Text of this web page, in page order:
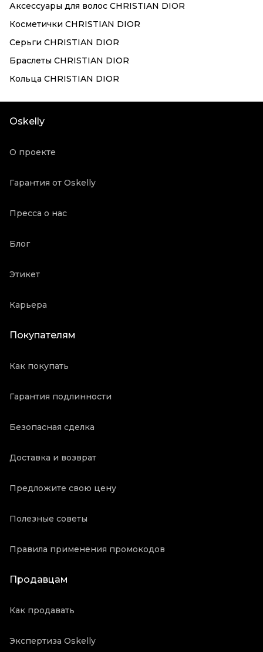
Аксессуары для волос CHRISTIAN DIOR
Косметички CHRISTIAN DIOR
Серьги CHRISTIAN DIOR
Браслеты CHRISTIAN DIOR
Кольца CHRISTIAN DIOR
Oskelly
О проекте
Гарантия от Oskelly
Пресса о нас
Блог
Этикет
Карьера
Покупателям
Как покупать
Гарантия подлинности
Безопасная сделка
Доставка и возврат
Предложите свою цену
Полезные советы
Правила применения промокодов
Продавцам
Как продавать
Экспертиза Oskelly